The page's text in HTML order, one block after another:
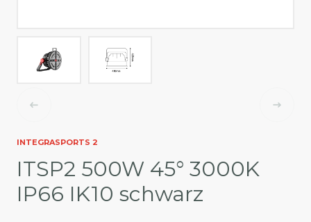
INTEGRASPORTS 2
ITSP2 500W 45° 3000K
IP66 IK10 schwarz